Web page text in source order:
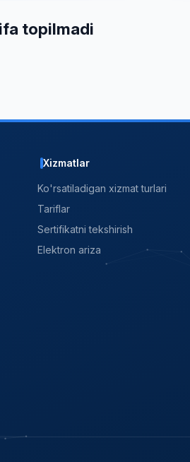
topilmadi
Xizmatlar
Ko'rsatiladigan xizmat turlari
Tariflar
Sertifikatni tekshirish
Elektron ariza